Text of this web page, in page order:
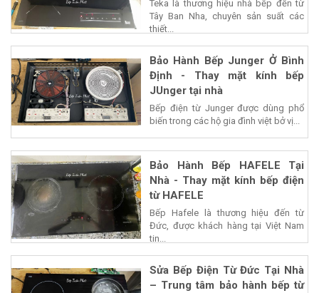
Teka là thương hiệu nhà bếp đến từ
Tây Ban Nha, chuyên sản suất các
thiết...
Bảo Hành Bếp Junger Ở Bình
Định - Thay mặt kính bếp
JUnger tại nhà
Bếp điện từ Junger được dùng phổ
biến trong các hộ gia đình việt bở vị...
Bảo Hành Bếp HAFELE Tại
Nhà - Thay mặt kính bếp điện
từ HAFELE
Bếp Hafele là thương hiệu đến từ
Đức, được khách hàng tại Việt Nam
tin...
Sửa Bếp Điện Từ Đức Tại Nhà
– Trung tâm bảo hành bếp từ